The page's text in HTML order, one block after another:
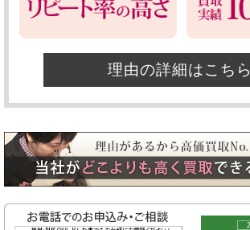
理由の詳細はこちら